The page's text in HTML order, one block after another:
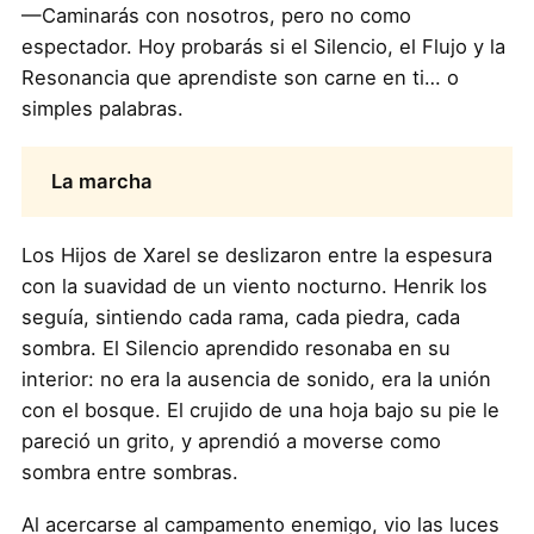
—Caminarás con nosotros, pero no como
espectador. Hoy probarás si el Silencio, el Flujo y la
Resonancia que aprendiste son carne en ti… o
simples palabras.
La marcha
Los Hijos de Xarel se deslizaron entre la espesura
con la suavidad de un viento nocturno. Henrik los
seguía, sintiendo cada rama, cada piedra, cada
sombra. El Silencio aprendido resonaba en su
interior: no era la ausencia de sonido, era la unión
con el bosque. El crujido de una hoja bajo su pie le
pareció un grito, y aprendió a moverse como
sombra entre sombras.
Al acercarse al campamento enemigo, vio las luces